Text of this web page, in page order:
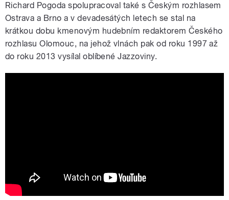
Richard Pogoda spolupracoval také s Českým rozhlasem
Ostrava a Brno a v devadesátých letech se stal na
krátkou dobu kmenovým hudebním redaktorem Českého
rozhlasu Olomouc, na jehož vlnách pak od roku 1997 až
do roku 2013 vysílal oblíbené Jazzoviny.